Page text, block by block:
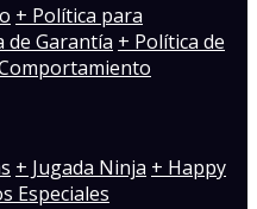
+ Política para
de Garantía + Política de
+ Jugada Ninja + Happy
Especiales